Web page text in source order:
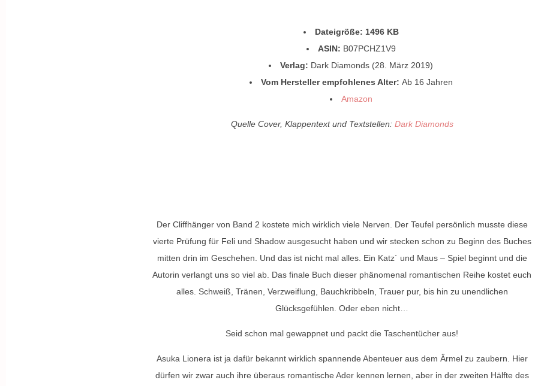
Dateigröße: 1496 KB
ASIN: B07PCHZ1V9
Verlag: Dark Diamonds (28. März 2019)
Vom Hersteller empfohlenes Alter: Ab 16 Jahren
Amazon
Quelle Cover, Klappentext und Textstellen: Dark Diamonds
Der Cliffhänger von Band 2 kostete mich wirklich viele Nerven. Der Teufel persönlich musste diese
vierte Prüfung für Feli und Shadow ausgesucht haben und wir stecken schon zu Beginn des Buches
mitten drin im Geschehen. Und das ist nicht mal alles. Ein Katz´ und Maus – Spiel beginnt und die
Autorin verlangt uns so viel ab. Das finale Buch dieser phänomenal romantischen Reihe kostet euch
alles. Schweiß, Tränen, Verzweiflung, Bauchkribbeln, Trauer pur, bis hin zu unendlichen
Glücksgefühlen. Oder eben nicht…
Seid schon mal gewappnet und packt die Taschentücher aus!
Asuka Lionera ist ja dafür bekannt wirklich spannende Abenteuer aus dem Ärmel zu zaubern. Hier
dürfen wir zwar auch ihre überaus romantische Ader kennen lernen, aber in der zweiten Hälfte des